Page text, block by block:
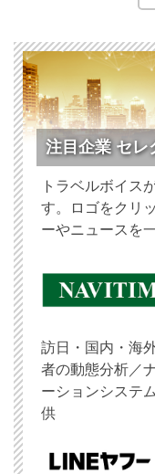
注目企業 セレ
トラベルボイス
す。ロゴをクリ
ーやニュースを
訪日・国内・海
者の動態分析／
ーションシステ
供